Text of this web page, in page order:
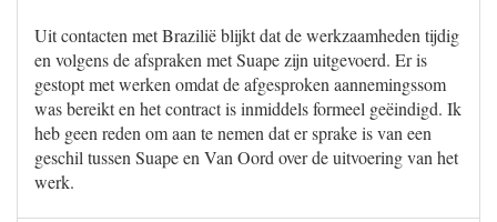
Uit contacten met Brazilië blijkt dat de werkzaamheden tijdig
en volgens de afspraken met Suape zijn uitgevoerd. Er is
gestopt met werken omdat de afgesproken aannemingssom
was bereikt en het contract is inmiddels formeel geëindigd. Ik
heb geen reden om aan te nemen dat er sprake is van een
geschil tussen Suape en Van Oord over de uitvoering van het
werk.